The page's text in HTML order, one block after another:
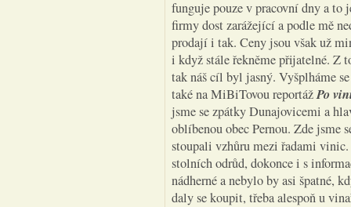
funguje pouze v pracovní dny a to
firmy dost zarážející a podle mě
prodají i tak. Ceny jsou však už
i když stále řekněme přijatelné. Z
tak náš cíl byl jasný. Vyšplháme
také na MiBiTovou reportážPo
jsme se zpátky Dunajovicemi a
oblíbenou obec Pernou. Zde jsme
stoupali vzhůru mezi řadami
stolních odrůd, dokonce i s
nádherné a nebylo by asi špatné,
daly se koupit, třeba alespoň u